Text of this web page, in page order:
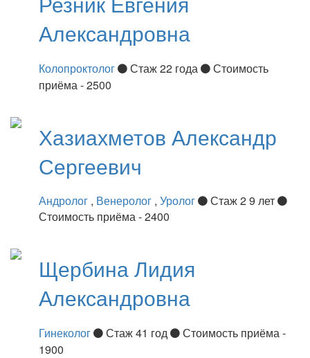
Александровна
Колопроктолог Стаж 22 года
Стоимость
приёма - 2500
Хазиахметов Александр
Сергеевич
Андролог , Венеролог , Уролог
Стаж 2 9 лет
Стоимость приёма - 2400
ЩербинаЛидия
Александровна
Гинеколог Стаж 41 год
Стоимость приёма -
1900